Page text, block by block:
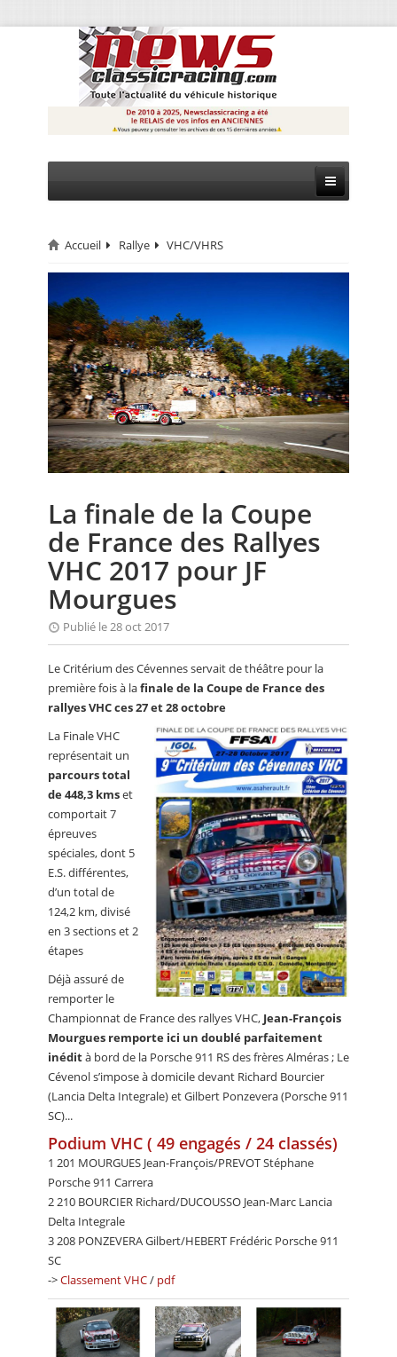
CIRCUIT
RALLYE
MONTAGNE
EVÈNEMENTS
CALENDRIER
FOCUS
ANNUAIRES
PETITES ANNONCES
Accueil Rallye VHC/VHRS
La finale de la Coupe
de France des Rallyes
VHC 2017 pour JF
Mourgues
Publié le 28 oct 2017
Le Critérium des Cévennes servait de théâtre pour la
première fois à lafinale de la Coupe de France des
rallyes VHC ces 27 et 28 octobre
La Finale VHC
représentait un
parcours total
de 448,3 kmset
comportait 7
épreuves
spéciales, dont 5
E.S. différentes,
d’un total de
124,2 km, divisé
en 3 sections et 2
étapes
Déjà assuré de
remporter le
Championnat de France des rallyes VHC, Jean-François
Mourgues remporte ici un doublé parfaitement
inédità bord de la Porsche 911 RS des frères Alméras ; Le
Cévenol s’impose à domicile devant Richard Bourcier
(Lancia Delta Integrale) et Gilbert Ponzevera (Porsche 911
SC)...
Podium VHC ( 49 engagés / 24 classés)
1 201 MOURGUES Jean-François/PREVOT Stéphane
Porsche 911 Carrera
2 210 BOURCIER Richard/DUCOUSSO Jean-Marc Lancia
Delta Integrale
3 208 PONZEVERA Gilbert/HEBERT Frédéric Porsche 911
SC
->Classement VHC/ pdf